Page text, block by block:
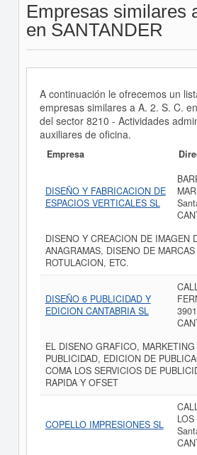
Empresas similares
en SANTANDER
A continuación le ofrecemos un
empresas similares a A. 2. S. C.
del sector 8210 - Actividades
auxiliares de oficina.
Empresa
DISEÑO Y FABRICACION DE
ESPACIOS VERTICALES SL
DISENO Y CREACION DE IMAGEN
ANAGRAMAS, DISENO DE
ROTULACION, ETC.
DISEÑO 6 PUBLICIDAD Y
EDICION CANTABRIA SL
EL DISENO GRAFICO,
PUBLICIDAD, EDICION DE
COMA LOS SERVICIOS DE
RAPIDA Y OFSET
COPELLO IMPRESIONES SL